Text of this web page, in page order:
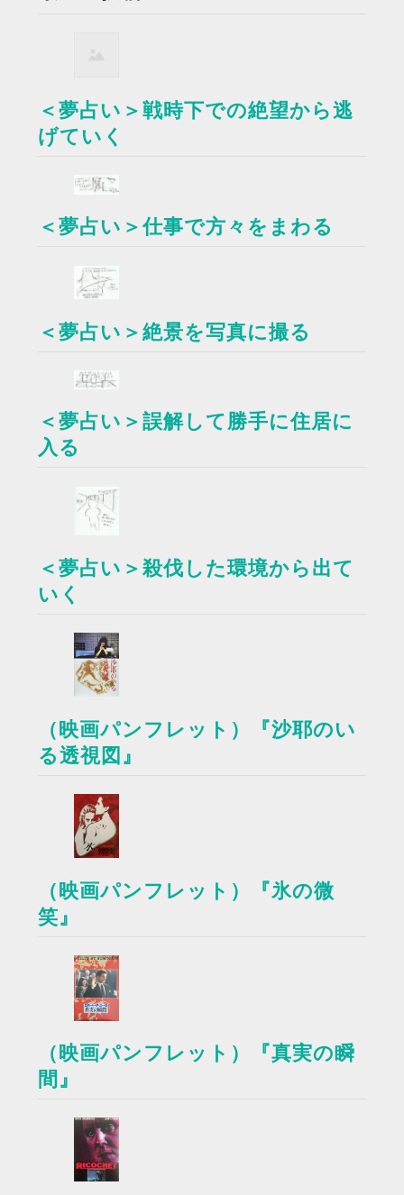
＜夢占い＞戦時下での絶望から逃
げていく
＜夢占い＞仕事で方々をまわる
＜夢占い＞絶景を写真に撮る
＜夢占い＞誤解して勝手に住居に
入る
＜夢占い＞殺伐した環境から出て
いく
（映画パンフレット）『沙耶のい
る透視図』
（映画パンフレット）『氷の微
笑』
（映画パンフレット）『真実の瞬
間』